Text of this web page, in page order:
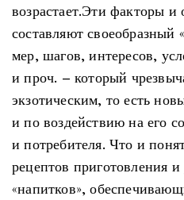
возрастает.Эти факторы и
составляют своеобразный
мер, шагов, интересов,
и проч. – который
экзотическим, то есть
и по воздействию на его
и потребителя. Что и
рецептов приготовления
«напитков»,